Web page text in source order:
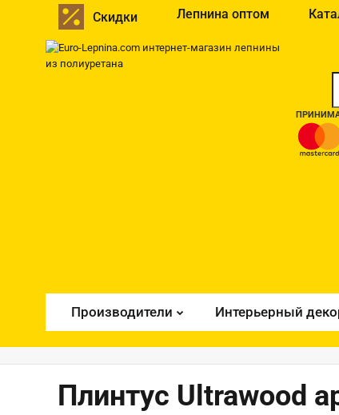
Скидки Лепнина оптом
Производители Интерьерный
Плинтус Ultrawood